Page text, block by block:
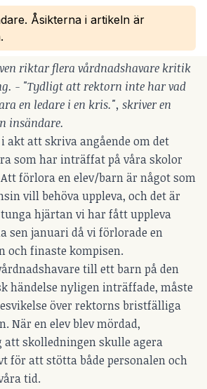
Åsikterna i artikeln är
riktar flera vårdnadshavare kritik
- "Tydligt att rektorn inte har vad
en ledare i en kris.", skriver en
insändare.
att skriva angående om det
som har inträffat på våra skolor
förlora en elev/barn är något som
vill behöva uppleva, och det är
hjärtan vi har fått uppleva
sen januari då vi förlorade en
och finaste kompisen.
till ett barn på den
händelse nyligen inträffade, måste
över rektorns bristfälliga
När en elev blev mördad,
att skolledningen skulle agera
för att stötta både personalen och
tid.